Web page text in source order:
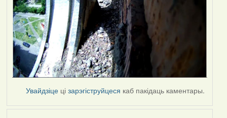
Увайдзіце цізарэгіструйцеся каб пакідаць каментары.